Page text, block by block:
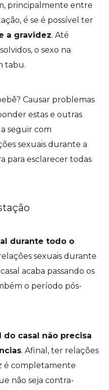
principalmente entre
é se é possível ter
a gravidez. Até
o sexo na
tabu.
Causar problemas
estas e outras
seguir com
sexuais durante a
para esclarecer todas
durante todo o
sexuais durante
acaba passando os
o período pós-
do casal não precisa
. Afinal, ter relações
é completamente
não seja contra-